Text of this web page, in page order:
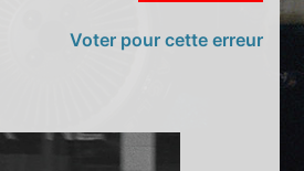
Voter pour cette erreur